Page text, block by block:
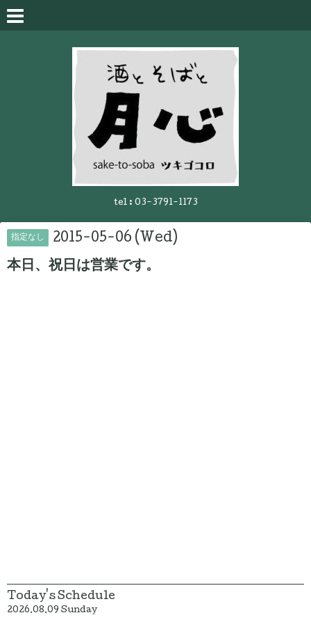
tel : 03-3791-1173
指定なし 2015-05-06 (Wed)
本日、祝日は営業です。
Today's Schedule
2026.08.09 Sunday